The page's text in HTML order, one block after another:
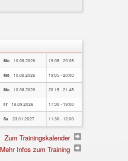
Mo 10.08.2026 19:05 - 20:05
Mo 10.08.2026 19:05 - 20:00
Mo 10.08.2026 20:15 - 21:45
Fr 18.09.2026 17:30 - 19:00
Sa 23.01.2027 11:30 - 12:00
Zum Trainingskalender
Mehr Infos zum Training